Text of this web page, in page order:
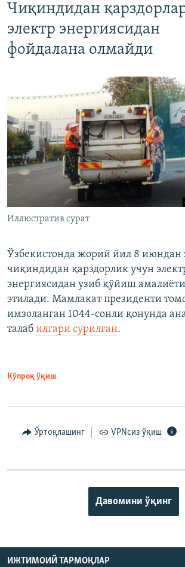
Чиқиндидан
электр энергиясидан
фойдалана олмайди
Иллюстратив сурат
Ўзбекистонда жорий йил 8 июндан
чиқиндидан қарздорлик учун
энергиясидан узиб қўйиш
этилади. Мамлакат президенти
имзоланган 1044-сонли қонунда
талаб илгари сурилган.
Кўпроқ ўқиш
Ўртоқлашинг VPNсиз ўқиш
Давомини ўқинг
ИЖТИМОИЙ ТАРМОҚЛАР